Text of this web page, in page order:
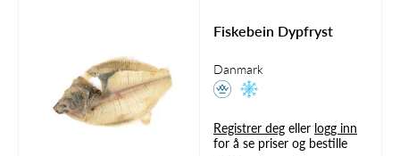
Fiskebein Dypfryst
Danmark
Registrer deg eller logg inn
for å se priser og bestille